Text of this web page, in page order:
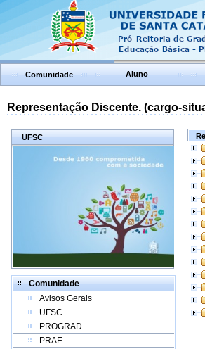
Comunidade Aluno
Representação Discente. (cargo-
UFSC
Comunidade
Avisos Gerais
UFSC
PROGRAD
PRAE